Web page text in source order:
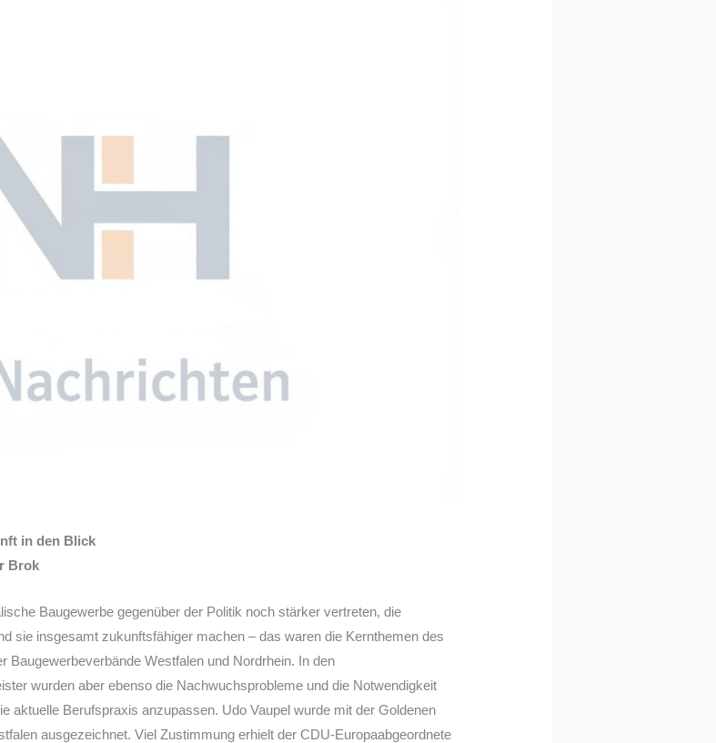
in den Blick
Brok
Baugewerbe gegenüber der Politik noch stärker vertreten, die
sie insgesamt zukunftsfähiger machen – das waren die Kernthemen des
Baugewerbeverbände Westfalen und Nordrhein. In den
wurden aber ebenso die Nachwuchsprobleme und die Notwendigkeit
aktuelle Berufspraxis anzupassen. Udo Vaupel wurde mit der Goldenen
ausgezeichnet. Viel Zustimmung erhielt der CDU-Europaabgeordnete